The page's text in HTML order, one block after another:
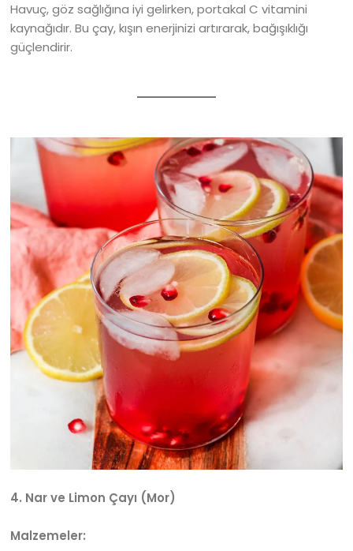
Havuç, göz sağlığına iyi gelirken, portakal C vitamini
kaynağıdır. Bu çay, kışın enerjinizi artırarak, bağışıklığı
güçlendirir.
4. Nar ve Limon Çayı (Mor)
Malzemeler: